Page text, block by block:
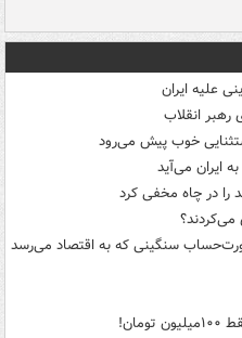
علیه ایران
خوب پیش می‌رود
ایران می‌آید
در چاه مخفی کرد
می‌کردند؟
سنگینی که به اقتصاد می‌رسد